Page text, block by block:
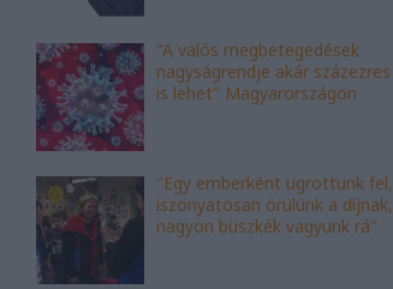
"A valós megbetegedések
nagyságrendje akár százezres
is lehet" Magyarországon
"Egy emberként ugrottunk fel,
iszonyatosan örülünk a díjnak,
nagyon büszkék vagyunk rá"